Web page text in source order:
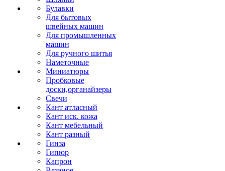
Булавки
Для бытовых
швейных машин
Для промышленных
машин
Для ручного шитья
Наметочные
Миниатюры
Пробковые
доски,органайзеры
Свечи
Кант атласный
Кант иск. кожа
Кант мебельный
Кант разный
Гинза
Гипюр
Капрон